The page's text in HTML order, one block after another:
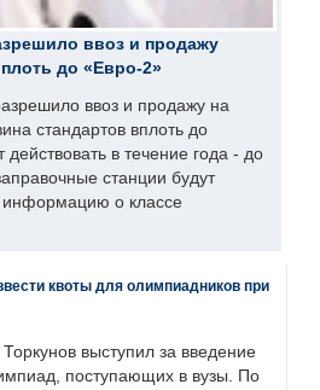
ввоз и продажу
до «Евро-2»
ввоз и продажу на
стандартов вплоть до
в течение года - до
станции будут
информацию о классе
квоты для олимпиадников при
выступил за введение
поступающих в вузы. По